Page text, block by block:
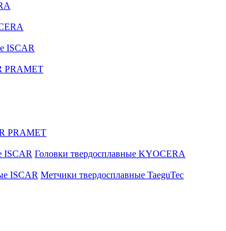
ISCAR
PRAMET
PRAMET
ISCAR Головки твердосплавные KYOCERA
ISCAR Метчики твердосплавные TaeguTec